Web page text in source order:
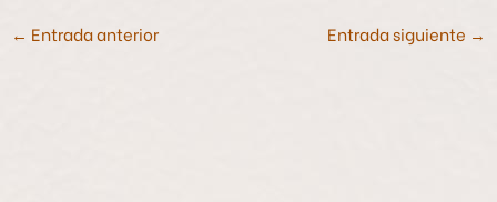
← Entrada anterior Entrada siguiente →